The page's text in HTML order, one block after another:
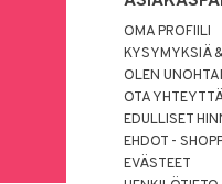
OMA PROFIILI
KYSYMYKSIÄ
OLEN
OTA
EDULLISET
EHDOT -
EVÄSTEET